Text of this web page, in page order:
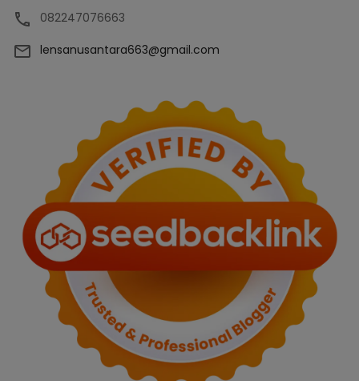
082247076663
lensanusantara663@gmail.com